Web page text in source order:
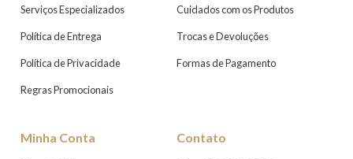
Serviços Especializados
Política de Entrega
Política de Privacidade
Regras Promocionais
Cuidados com os Produtos
Trocas e Devoluções
Formas de Pagamento
Minha Conta Contato